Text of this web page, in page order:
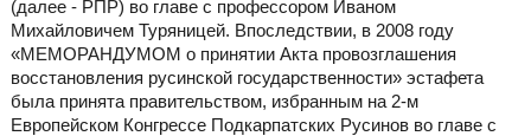
(далее - РПР) во главе с профессором Иваном
Михайловичем Туряницей. Впоследствии, в 2008 году
«МЕМОРАНДУМОМ о принятии Акта провозглашения
восстановления русинской государственности» эстафета
была принята правительством, избранным на 2-м
Европейском Конгрессе Подкарпатских Русинов во главе с